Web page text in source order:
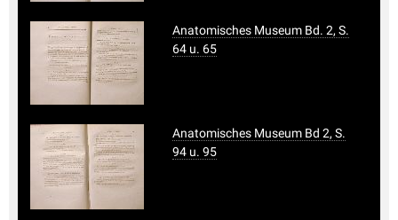
Anatomisches Museum Bd. 2, S.
64 u. 65
Anatomisches Museum Bd 2, S.
94 u. 95